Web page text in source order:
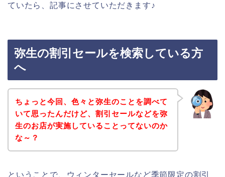
ていたら、記事にさせていただきます♪
弥生の割引セールを検索している方
へ
ちょっと今回、色々と弥生のことを調べて
いて思ったんだけど、割引セールなどを弥
生のお店が実施していることってないのか
な～？
ということで、ウィンターセールなど季節限定の割引